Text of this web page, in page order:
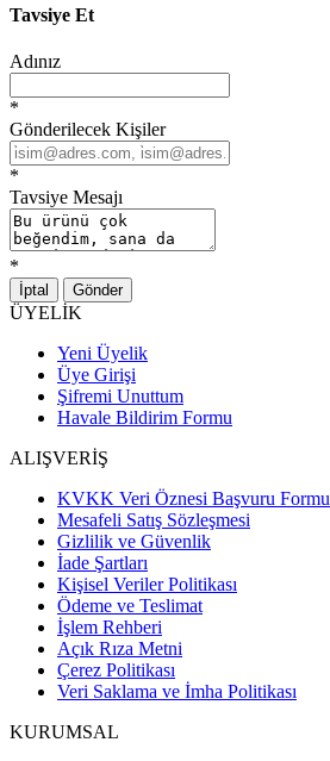
Tavsiye Et
Adınız
*
Gönderilecek Kişiler
*
Tavsiye Mesajı
*
İptal Gönder
ÜYELİK
Yeni Üyelik
Üye Girişi
Şifremi Unuttum
Havale Bildirim Formu
ALIŞVERİŞ
KVKK Veri Öznesi Başvuru Formu
Mesafeli Satış Sözleşmesi
Gizlilik ve Güvenlik
İade Şartları
Kişisel Veriler Politikası
Ödeme ve Teslimat
İşlem Rehberi
Açık Rıza Metni
Çerez Politikası
Veri Saklama ve İmha Politikası
KURUMSAL